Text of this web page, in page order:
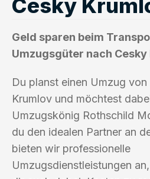
Cesky
Geld sparen beim
Umzugsgüter nach
Du planst einen Umzug
Krumlov und möchtest
Umzugskönig Rothschild
du den idealen Partner an
bieten wir professionelle
Umzugsdienstleistungen